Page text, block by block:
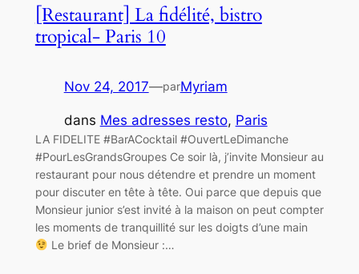
[Restaurant] La fidélité, bistro
tropical- Paris 10
Nov 24, 2017—parMyriam
dans Mes adresses resto, Paris
LA FIDELITE #BarACocktail #OuvertLeDimanche
#PourLesGrandsGroupes Ce soir là, j’invite Monsieur au
restaurant pour nous détendre et prendre un moment
pour discuter en tête à tête. Oui parce que depuis que
Monsieur junior s’est invité à la maison on peut compter
les moments de tranquillité sur les doigts d’une main
Le brief de Monsieur :…